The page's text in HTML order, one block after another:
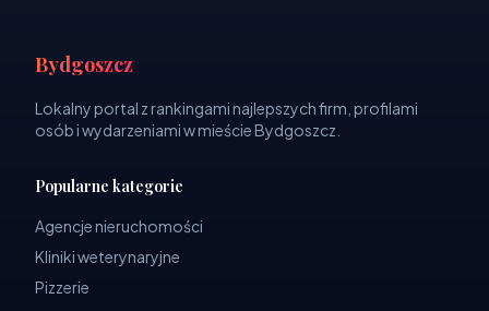
Bydgoszcz
Lokalny portal z rankingami najlepszych firm, profilami
osób i wydarzeniami w mieście Bydgoszcz.
Popularne kategorie
Agencje nieruchomości
Kliniki weterynaryjne
Pizzerie